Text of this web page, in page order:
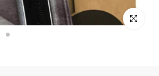
Click to enlarge